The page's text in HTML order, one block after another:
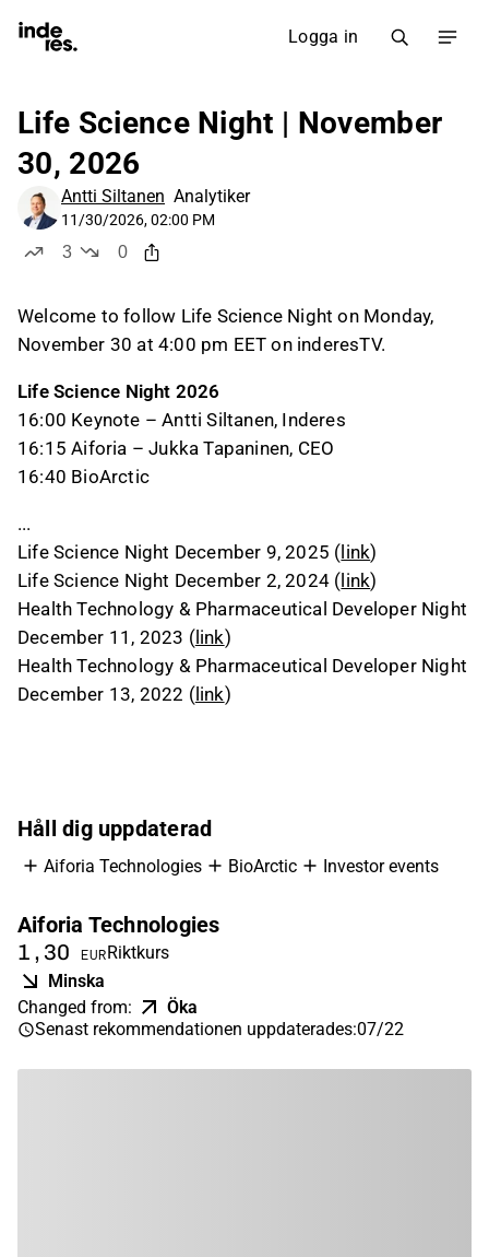
Logga in
Life Science Night | November
30, 2026
Antti Siltanen Analytiker
11/30/2026, 02:00 PM
3
0
Welcome to follow Life Science Night on Monday,
November 30 at 4:00 pm EET on inderesTV.
Life Science Night 2026
16:00 Keynote – Antti Siltanen, Inderes
16:15 Aiforia – Jukka Tapaninen, CEO
16:40 BioArctic
...
Life Science Night December 9, 2025 ( link)
Life Science Night December 2, 2024 ( link)
Health Technology & Pharmaceutical Developer Night
December 11, 2023 (link)
Health Technology & Pharmaceutical Developer Night
December 13, 2022 (link)
Håll dig uppdaterad
Aiforia Technologies BioArctic Investor events
Aiforia Technologies
1,30 EURRiktkurs
Minska
Changed from:
Öka
Senast rekommendationen uppdaterades:07/22